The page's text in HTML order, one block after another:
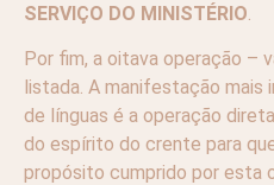
SERVIÇO DO MINISTÉRIO
Por fim, a oitava operação –
listada. A manifestação mais
de línguas é a operação
do espírito do crente para
propósito cumprido por esta